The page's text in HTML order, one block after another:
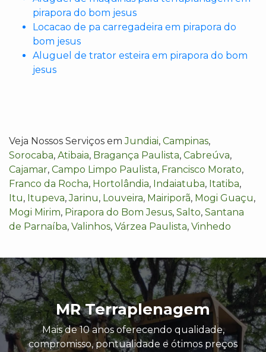
pirapora do bom jesus
Locacao de pa carregadeira em pirapora do
bom jesus
Aluguel de trator esteira em pirapora do bom
jesus
Veja Nossos Serviços emJundiai, Campinas,
Sorocaba, Atibaia, Bragança Paulista, Cabreúva,
Cajamar, Campo Limpo Paulista, Francisco Morato,
Franco da Rocha, Hortolândia, Indaiatuba, Itatiba,
Itu, Itupeva,Jarinu, Louveira, Mairiporã, Mogi Guaçu,
Mogi Mirim, Pirapora do Bom Jesus, Salto, Santana
de Parnaíba, Valinhos, Várzea Paulista, Vinhedo
MR Terraplenagem
Mais de 10 anos oferecendo qualidade,
compromisso, pontualidade e ótimos preços